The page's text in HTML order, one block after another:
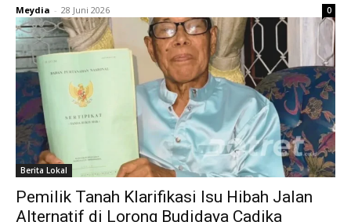
Meydia - 28 Juni 2026 0
Berita Lokal
Pemilik Tanah Klarifikasi Isu Hibah Jalan
Alternatif di Lorong Budidaya Cadika